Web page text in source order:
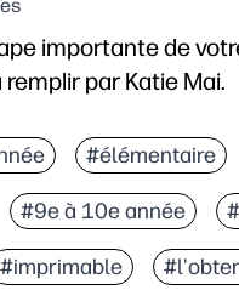
importante de
par Katie Mai.
#élémentaire
#9e à 10e année
#imprimable